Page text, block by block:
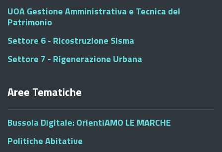
UOA Gestione Amministrativa e Tecnica del
Patrimonio
Settore 6 - Ricostruzione Sisma
Settore 7 - Rigenerazione Urbana
Aree Tematiche
Bussola Digitale: OrientiAMO LE MARCHE
Politiche Abitative